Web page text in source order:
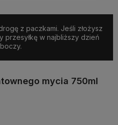
z paczkami. Jeśli złożysz
przesyłkę w najbliższy dzień
mycia 750ml